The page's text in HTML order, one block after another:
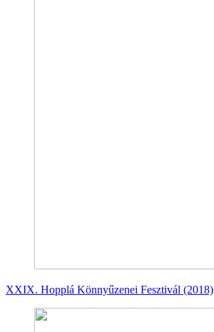
XXIX. Hopplá Könnyűzenei Fesztivál (2018)